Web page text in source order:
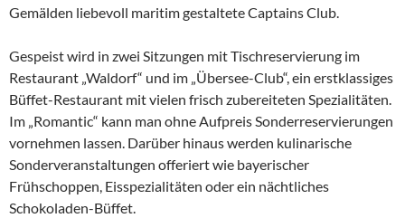
Gemälden liebevoll maritim gestaltete Captains Club.
Gespeist wird in zwei Sitzungen mit Tischreservierung im
Restaurant „Waldorf“ und im „Übersee-Club“, ein erstklassiges
Büffet-Restaurant mit vielen frisch zubereiteten Spezialitäten.
Im „Romantic“ kann man ohne Aufpreis Sonderreservierungen
vornehmen lassen. Darüber hinaus werden kulinarische
Sonderveranstaltungen offeriert wie bayerischer
Frühschoppen, Eisspezialitäten oder ein nächtliches
Schokoladen-Büffet.